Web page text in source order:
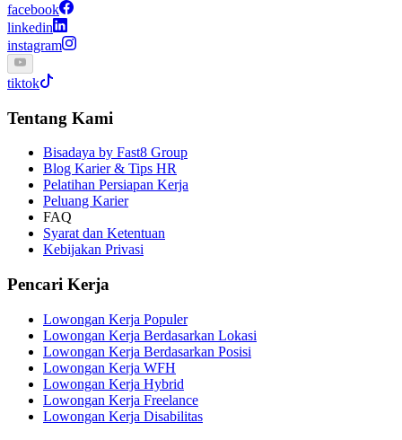
facebook
linkedin
instagram
tiktok
Tentang Kami
Bisadaya by Fast8 Group
Blog Karier & Tips HR
Pelatihan Persiapan Kerja
Peluang Karier
FAQ
Syarat dan Ketentuan
Kebijakan Privasi
Pencari Kerja
Lowongan Kerja Populer
Lowongan Kerja Berdasarkan Lokasi
Lowongan Kerja Berdasarkan Posisi
Lowongan Kerja WFH
Lowongan Kerja Hybrid
Lowongan Kerja Freelance
Lowongan Kerja Disabilitas